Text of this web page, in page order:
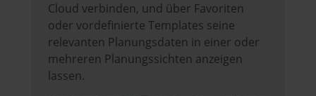
Cloud verbinden, und über Favoriten
oder vordefinierte Templates seine
relevanten Planungsdaten in einer oder
mehreren Planungssichten anzeigen
lassen.